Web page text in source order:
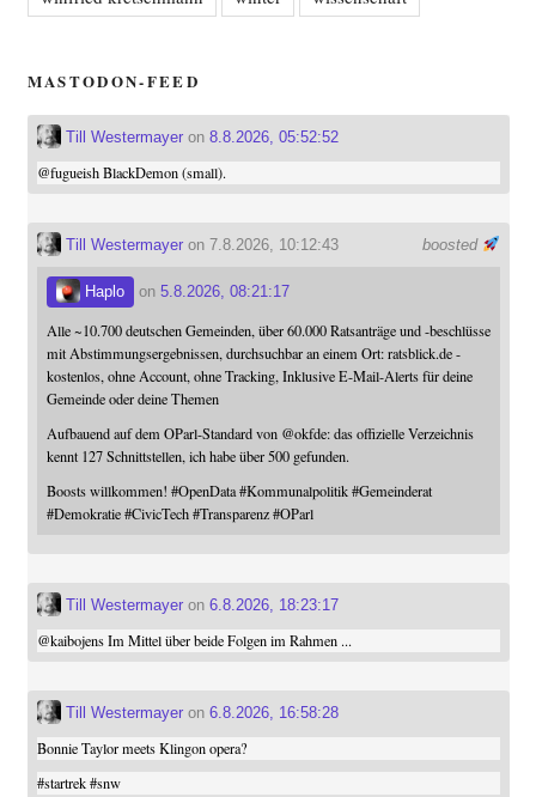
MASTODON-FEED
Till Westermayeron 8.8.2026, 05:52:52
@fugueishBlackDemon (small).
boosted
Till Westermayeron 7.8.2026, 10:12:43
Haplo on 5.8.2026, 08:21:17
Alle ~10.700 deutschen Gemeinden, über 60.000 Ratsanträge und -beschlüsse
mit Abstimmungsergebnissen, durchsuchbar an einem Ort: ratsblick.de -
kostenlos, ohne Account, ohne Tracking, Inklusive E-Mail-Alerts für deine
Gemeinde oder deine Themen
Aufbauend auf dem OParl-Standard von @okfde: das offizielle Verzeichnis
kennt 127 Schnittstellen, ich habe über 500 gefunden.
Boosts willkommen! #OpenData #Kommunalpolitik #Gemeinderat
#Demokratie #CivicTech #Transparenz #OParl
Till Westermayeron 6.8.2026, 18:23:17
@kaibojensIm Mittel über beide Folgen im Rahmen ...
Till Westermayeron 6.8.2026, 16:58:28
Bonnie Taylor meets Klingon opera?
#startrek #snw